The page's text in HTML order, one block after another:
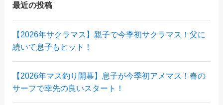
最近の投稿
【2026年サクラマス】親子で今季初サクラマス！父に
続いて息子もヒット！
【2026年マス釣り開幕】息子が今季初アメマス！春の
サーフで幸先の良いスタート！